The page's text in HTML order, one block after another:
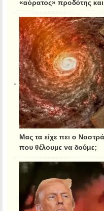
«αόρατος» προδότης
Μας τα είχε πει ο
που θέλουμε να δούμε;